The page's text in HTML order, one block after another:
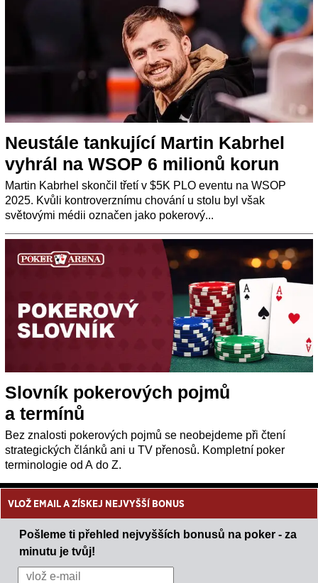
Neustále tankující Martin Kabrhel
vyhrál na WSOP 6 milionů korun
Martin Kabrhel skončil třetí v $5K PLO eventu na WSOP
2025. Kvůli kontroverznímu chování u stolu byl však
světovými médii označen jako pokerový...
Slovník pokerových pojmů
a termínů
Bez znalosti pokerových pojmů se neobejdeme při čtení
strategických článků ani u TV přenosů. Kompletní poker
terminologie od A do Z.
VLOŽ EMAIL A ZÍSKEJ NEJVYŠŠÍ BONUS
Pošleme ti přehled nejvyšších bonusů na poker - za
minutu je tvůj!